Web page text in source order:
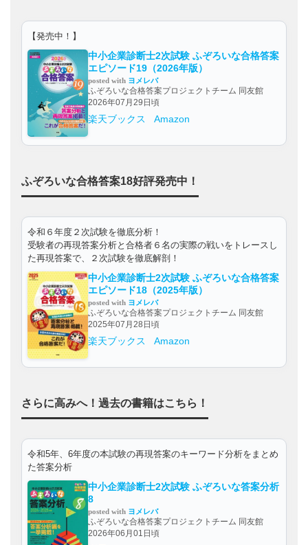
【発売中！】
中小企業診断士2次試験 ふぞろいな合格答案
エピソード19（2026年版）
posted with ヨメレバ
ふぞろいな合格答案プロジェクトチーム 同友館
2026年07月29日頃
楽天ブックス Amazon
ふぞろいな合格答案18好評発売中！
令和６年度２次試験を徹底分析！
受験者の再現答案分析と合格者６名の実際の戦いをトレースし
た再現答案で、２次試験を徹底解剖！
中小企業診断士2次試験 ふぞろいな合格答案
エピソード18（2025年版）
posted with ヨメレバ
ふぞろいな合格答案プロジェクトチーム 同友館
2025年07月28日頃
楽天ブックス Amazon
さらに高みへ！過去の書籍はこちら！
令和5年、6年度の本試験の再現答案のキーワード分析をまとめ
た答案分析
中小企業診断士2次試験 ふぞろいな答案分析
8
posted with ヨメレバ
ふぞろいな合格答案プロジェクトチーム 同友館
2026年06月01日頃